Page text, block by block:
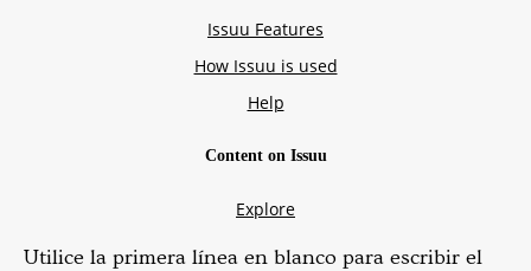
Utilice la primera línea en blanco para escribir el